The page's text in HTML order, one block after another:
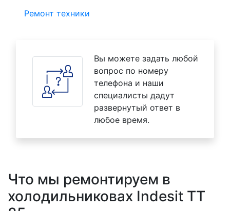
Ремонт техники
Вы можете задать любой
вопрос по номеру
телефона и наши
специалисты дадут
развернутый ответ в
любое время.
Что мы ремонтируем в
холодильниковах Indesit TT